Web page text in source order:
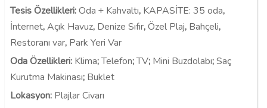
Tesis Özellikleri:Oda + Kahvaltı, KAPASİTE: 35 oda,
İnternet,Açık Havuz, Denize Sıfır,Özel Plaj, Bahçeli,
Restoranı var, Park Yeri Var
Oda Özellikleri: Klima;Telefon;TV; Mini Buzdolabı;Saç
Kurutma Makinası; Buklet
Lokasyon: Plajlar Civarı